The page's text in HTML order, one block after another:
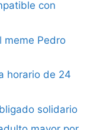
con
meme Pedro
horario de 24
solidario